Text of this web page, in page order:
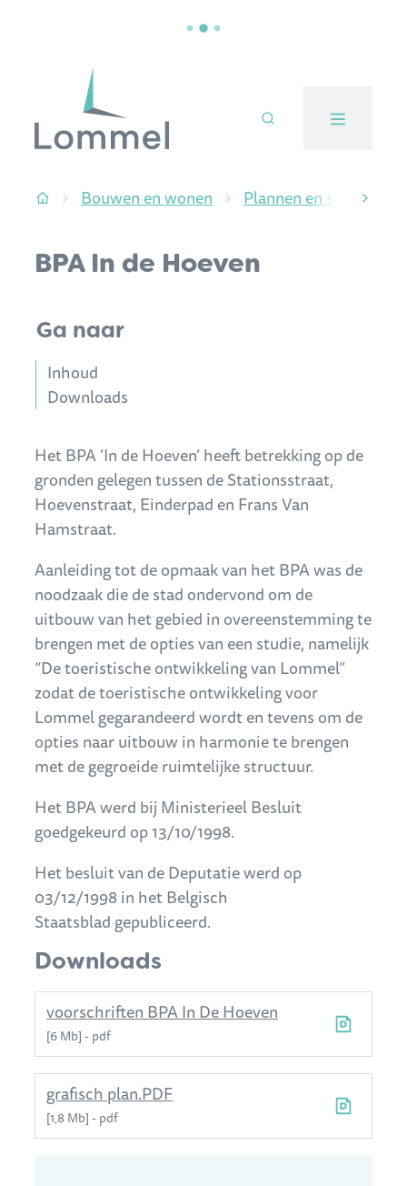
Naar inhoud
Stad Lommel
StartpaginaBouwen en wonen Plannen en studies
BPA In de Hoeven
Ga naar
Inhoud
Downloads
Inhoud
Het BPA ‘In de Hoeven’ heeft betrekking op de
gronden gelegen tussen de Stationsstraat,
Hoevenstraat, Einderpad en Frans Van
Hamstraat.
Aanleiding tot de opmaak van het BPA was de
noodzaak die de stad ondervond om de
uitbouw van het gebied in overeenstemming te
brengen met de opties van een studie, namelijk
“De toeristische ontwikkeling van Lommel”
zodat de toeristische ontwikkeling voor
Lommel gegarandeerd wordt en tevens om de
opties naar uitbouw in harmonie te brengen
met de gegroeide ruimtelijke structuur.
Het BPA werd bij Ministerieel Besluit
goedgekeurd op 13/10/1998.
Het besluit van de Deputatie werd op
03/12/1998 in het Belgisch
Staatsblad gepubliceerd.
Downloads
voorschriften BPA In De Hoeven
6 Mb pdf
grafisch plan.PDF
1,8 Mb pdf